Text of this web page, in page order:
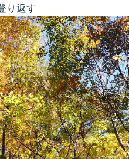
り返す